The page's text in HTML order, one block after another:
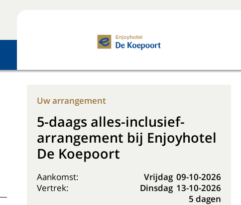
Uw arrangement
5-daags alles-inclusief-
arrangement bij Enjoyhotel
De Koepoort
Aankomst: Vrijdag 09-10-2026
Vertrek:
Dinsdag 13-10-2026
5 dagen